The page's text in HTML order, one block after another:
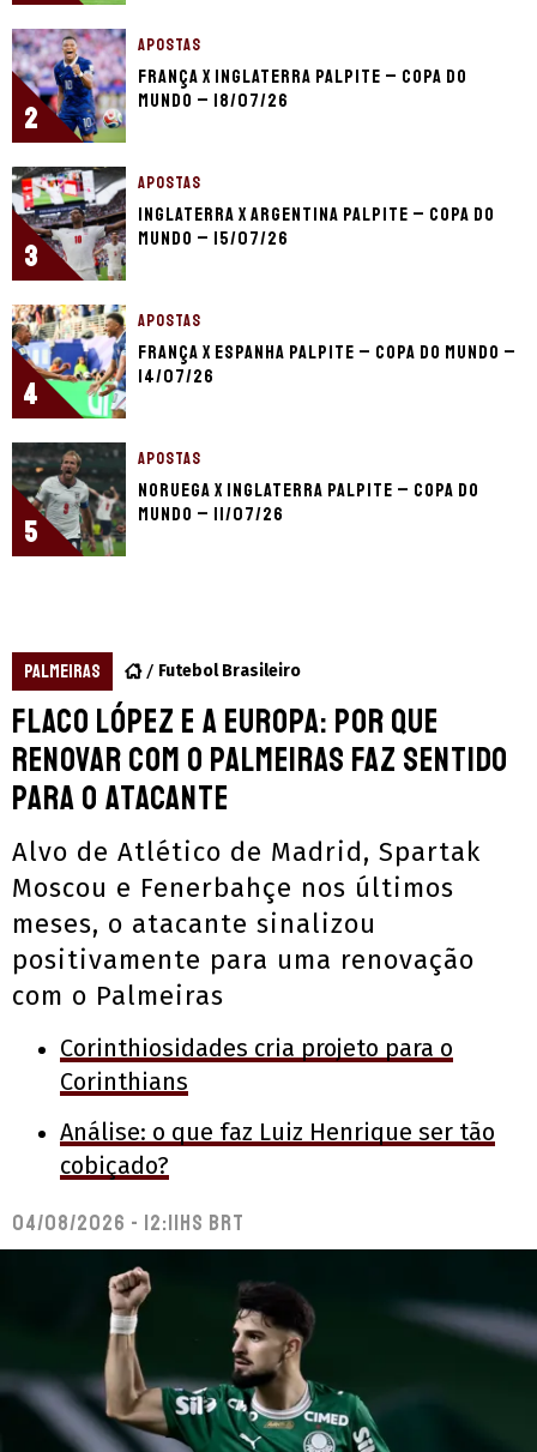
2
APOSTAS
França x Inglaterra palpite – Copa do
Mundo – 18/07/26
3
APOSTAS
Inglaterra x Argentina palpite – Copa do
Mundo – 15/07/26
4
APOSTAS
França x Espanha palpite – Copa do Mundo –
14/07/26
5
APOSTAS
Noruega x Inglaterra palpite – Copa do
Mundo – 11/07/26
PALMEIRAS Futebol Brasileiro
Flaco López e a Europa: por que
renovar com o Palmeiras faz sentido
para o atacante
Alvo de Atlético de Madrid, Spartak
Moscou e Fenerbahçe nos últimos
meses, o atacante sinalizou
positivamente para uma renovação
com o Palmeiras
Corinthiosidades cria projeto para o
Corinthians
Análise: o que faz Luiz Henrique ser tão
cobiçado?
04/08/2026 - 12:11hs BRT